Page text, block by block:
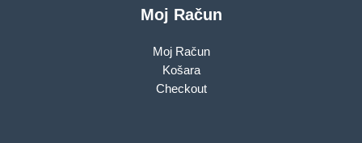
Moj Račun
Moj Račun
Košara
Checkout